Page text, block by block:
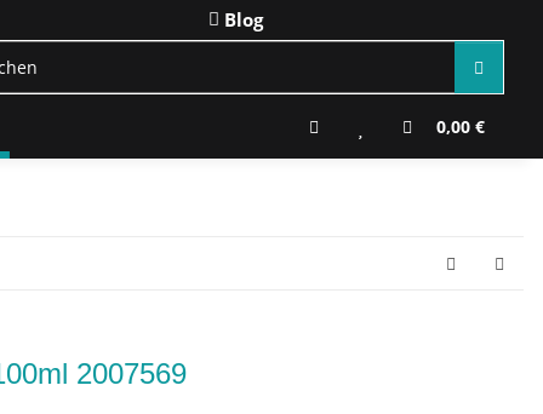
Blog
0,00 €
2007569